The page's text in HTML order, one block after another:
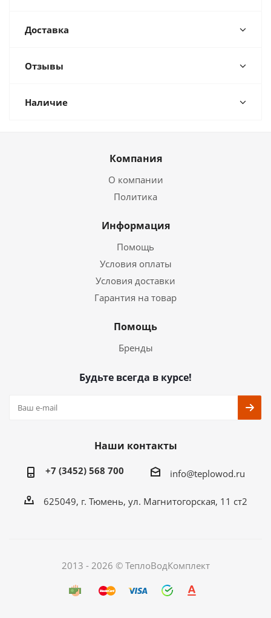
Доставка
Отзывы
Наличие
Компания
О компании
Политика
Информация
Помощь
Условия оплаты
Условия доставки
Гарантия на товар
Помощь
Бренды
Будьте всегда в курсе!
Наши контакты
+7 (3452) 568 700 info@teplowod.ru
​625049, г. Тюмень, ул. Магнитогорская, 11 ст2
2013 - 2026 © ТеплоВодКомплект